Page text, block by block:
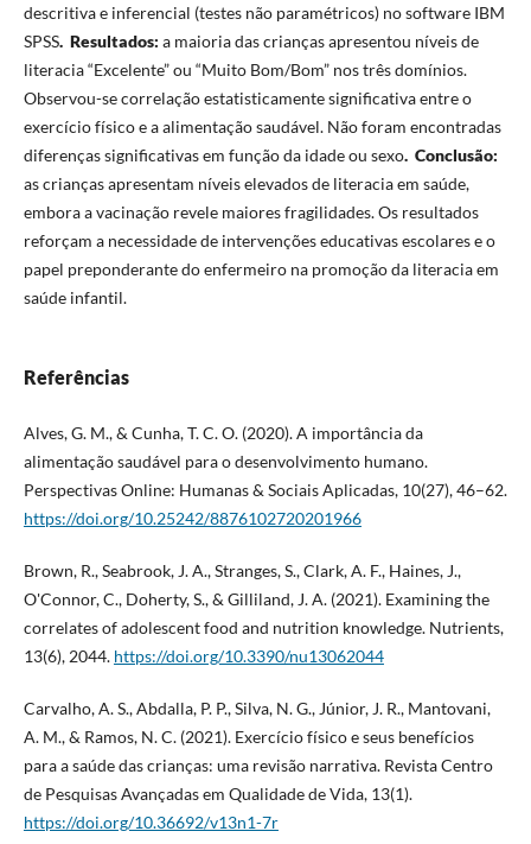
descritiva e inferencial (testes não paramétricos) no software IBM
SPSS. Resultados: a maioria das crianças apresentou níveis de
literacia “Excelente” ou “Muito Bom/Bom” nos três domínios.
Observou-se correlação estatisticamente significativa entre o
exercício físico e a alimentação saudável. Não foram encontradas
diferenças significativas em função da idade ou sexo. Conclusão:
as crianças apresentam níveis elevados de literacia em saúde,
embora a vacinação revele maiores fragilidades. Os resultados
reforçam a necessidade de intervenções educativas escolares e o
papel preponderante do enfermeiro na promoção da literacia em
saúde infantil.
Referências
Alves, G. M., & Cunha, T. C. O. (2020). A importância da
alimentação saudável para o desenvolvimento humano.
Perspectivas Online: Humanas & Sociais Aplicadas, 10(27), 46–62.
https://doi.org/10.25242/8876102720201966
Brown, R., Seabrook, J. A., Stranges, S., Clark, A. F., Haines, J.,
O'Connor, C., Doherty, S., & Gilliland, J. A. (2021). Examining the
correlates of adolescent food and nutrition knowledge. Nutrients,
13(6), 2044. https://doi.org/10.3390/nu13062044
Carvalho, A. S., Abdalla, P. P., Silva, N. G., Júnior, J. R., Mantovani,
A. M., & Ramos, N. C. (2021). Exercício físico e seus benefícios
para a saúde das crianças: uma revisão narrativa. Revista Centro
de Pesquisas Avançadas em Qualidade de Vida, 13(1).
https://doi.org/10.36692/v13n1-7r